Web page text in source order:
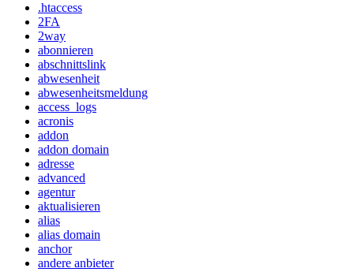
.htaccess
2FA
2way
abonnieren
abschnittslink
abwesenheit
abwesenheitsmeldung
access_logs
acronis
addon
addon domain
adresse
advanced
agentur
aktualisieren
alias
alias domain
anchor
andere anbieter